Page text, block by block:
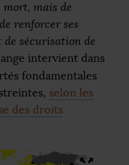
mais de
renforcer ses
de sécurisation de
intervient dans
fondamentales
selon les
des droits